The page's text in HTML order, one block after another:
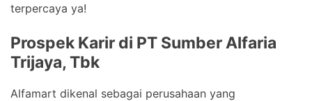
terpercaya ya!
Prospek Karir di PT Sumber Alfaria
Trijaya, Tbk
Alfamart dikenal sebagai perusahaan yang